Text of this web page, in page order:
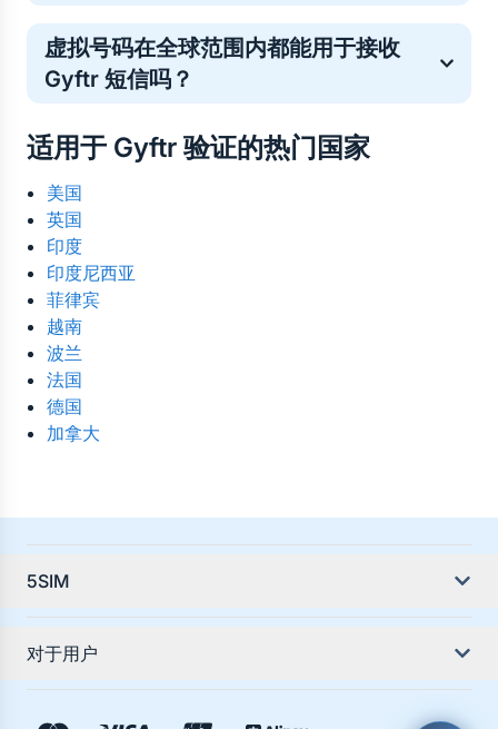
验证号码的接收效果因地区而异，因此最佳选择取决于
当前的发送成功率和号码库存。您可以直接在 5SIM 上
查看各国及运营商的实时数据统计，了解当前哪些号码
对 Gyftr 的验证最有效。这有助于您在购买号码前，选
择最可靠的国家、运营商及价格。
虚拟号码在全球范围内都能用于接收
Gyftr 短信吗？
Gyftr 的验证码短信都会在线接收至您的控制面板——
无需实体 SIM 卡，也无地域限制。
适用于 Gyftr 验证的热门国家
美国
英国
印度
印度尼西亚
菲律宾
越南
波兰
法国
德国
加拿大
5SIM
服务教程
对于用户